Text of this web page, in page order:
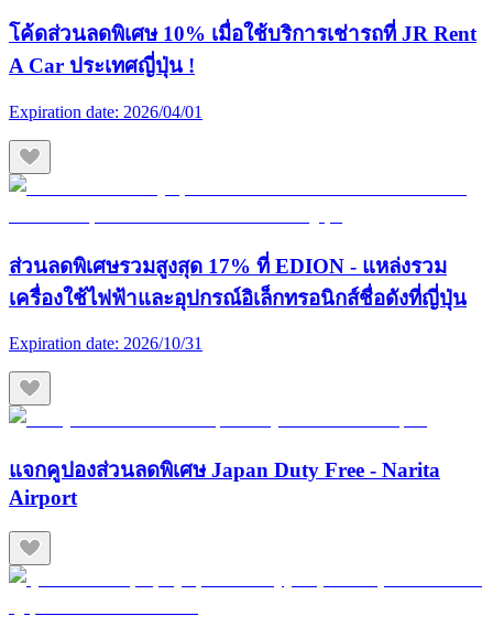
โค้ดส่วนลดพิเศษ 10% เมื่อใช้บริการเช่ารถที่ JR Rent
A Car ประเทศญี่ปุ่น !
Expiration date: 2026/04/01
ส่วนลดพิเศษรวมสูงสุด 17% ที่ EDION - แหล่งรวม
เครื่องใช้ไฟฟ้าและอุปกรณ์อิเล็กทรอนิกส์ชื่อดังที่ญี่ปุ่น
Expiration date: 2026/10/31
แจกคูปองส่วนลดพิเศษ Japan Duty Free - Narita
Airport